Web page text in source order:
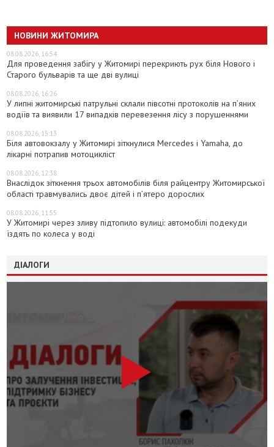
НОВИНИ ЖИТОМИРА
08.08.2026, 16:54
Для проведення забігу у Житомирі перекриють рух біля Нового і
Старого бульварів та ще дві вулиці
08.08.2026, 16:26
У липні житомирські патрульні склали півсотні протоколів на пʼяних
водіїв та виявили 17 випадків перевезення лісу з порушеннями
08.08.2026, 15:13
Біля автовокзалу у Житомирі зіткнулися Mercedes і Yamaha, до
лікарні потрапив мотоцикліст
08.08.2026, 12:38
Внаслідок зіткнення трьох автомобілів біля райцентру Житомирської
області травмувались двоє дітей і пʼятеро дорослих
08.08.2026, 11:55
У Житомирі через зливу підтопило вулиці: автомобілі подекуди
їздять по колеса у воді
ДІАЛОГИ